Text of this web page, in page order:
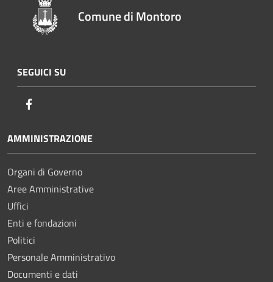
Comune di Montoro
SEGUICI SU
AMMINISTRAZIONE
Organi di Governo
Aree Amministrative
Uffici
Enti e fondazioni
Politici
Personale Amministrativo
Documenti e dati